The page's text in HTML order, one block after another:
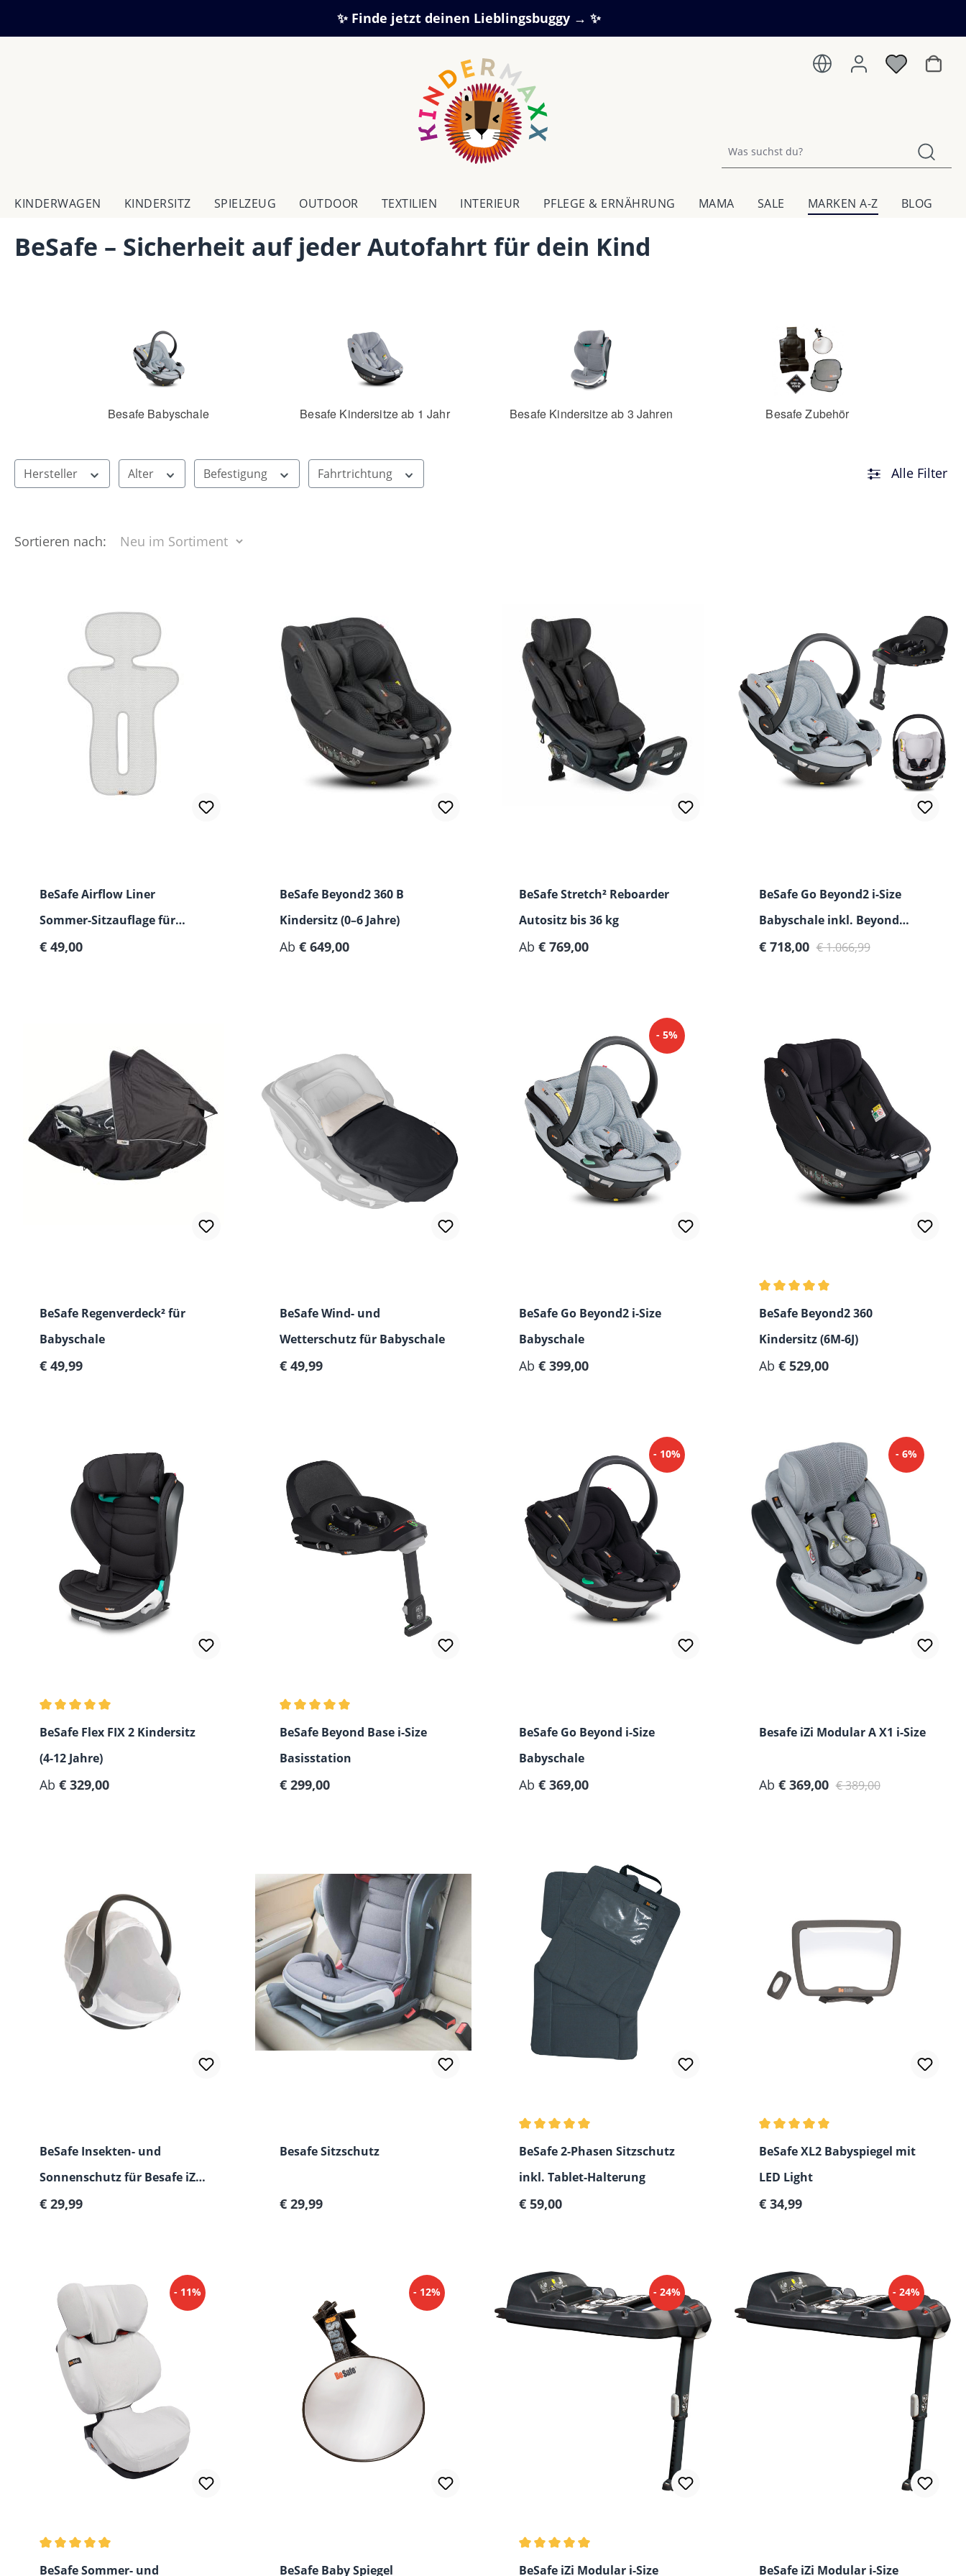
✨ Finde jetzt deinen Lieblingsbuggy → ✨
KINDERWAGEN KINDERSITZ SPIELZEUG OUTDOOR TEXTILIEN IN­TE­RI­EUR PFLEGE & ERNÄHRUNG MAMA SALE MARKEN A-Z BLOG
BeSafe – Sicherheit auf jeder Autofahrt für dein Kind
Besafe Babyschale Besafe Kindersitze ab 1 Jahr Besafe Kindersitze ab 3 Jahren Besafe Zubehör
Hersteller Alter Befestigung Fahrtrichtung Alle Filter
Sortieren nach:
BeSafe Airflow Liner
Sommer-Sitzauflage für
Autositze und Kinderwagen
Regulärer Preis:
€ 49,00
BeSafe Beyond2 360 B
Kindersitz (0–6 Jahre)
Ab € 649,00
BeSafe Stretch² Reboarder
Autositz bis 36 kg
Ab € 769,00
BeSafe Go Beyond2 i-Size
Babyschale inkl. Beyond
ISOFIX Base + Gratis
€ 718,00 € 1.066,99
BeSafe Regenverdeck² für
Babyschale
Regulärer Preis:
€ 49,99
BeSafe Wind- und
Wetterschutz für Babyschale
Regulärer Preis:
€ 49,99
- 5%
BeSafe Go Beyond2 i-Size
Babyschale
Ab € 399,00
BeSafe Beyond2 360
Kindersitz (6M-6J)
Ab € 529,00
BeSafe Flex FIX 2 Kindersitz
(4-12 Jahre)
Ab € 329,00
BeSafe Beyond Base i-Size
Basisstation
Regulärer Preis:
€ 299,00
- 10%
BeSafe Go Beyond i-Size
Babyschale
Ab € 369,00
- 6%
Besafe iZi Modular A X1 i-Size
Verkaufspreis:
Ab € 369,00 Regulärer Preis:
€ 389,00
BeSafe Insekten- und
Sonnenschutz für Besafe iZi
Go Babyschalen
Regulärer Preis:
€ 29,99
Besafe Sitzschutz
Regulärer Preis:
€ 29,99
BeSafe 2-Phasen Sitzschutz
inkl. Tablet-Halterung
Regulärer Preis:
€ 59,00
BeSafe XL2 Babyspiegel mit
LED Light
Regulärer Preis:
€ 34,99
- 11%
BeSafe Sommer- und
- 12%
BeSafe Baby Spiegel
- 24%
BeSafe iZi Modular i-Size
- 24%
BeSafe iZi Modular i-Size